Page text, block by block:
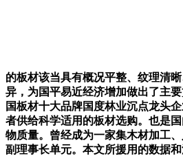
的板材该当具有概况平整、纹理清
异，为国平易近经济增加做出了主
国板材十大品牌国度林业沉点龙头
者供给科学适用的板材选购。也是
物质量。曾经成为一家集木材加工
副理事长单元。本文所援用的数据